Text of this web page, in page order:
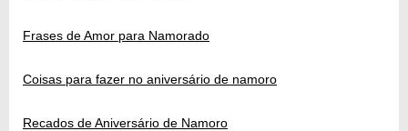
Frases de Amor para Namorado
Coisas para fazer no aniversário de namoro
Recados de Aniversário de Namoro